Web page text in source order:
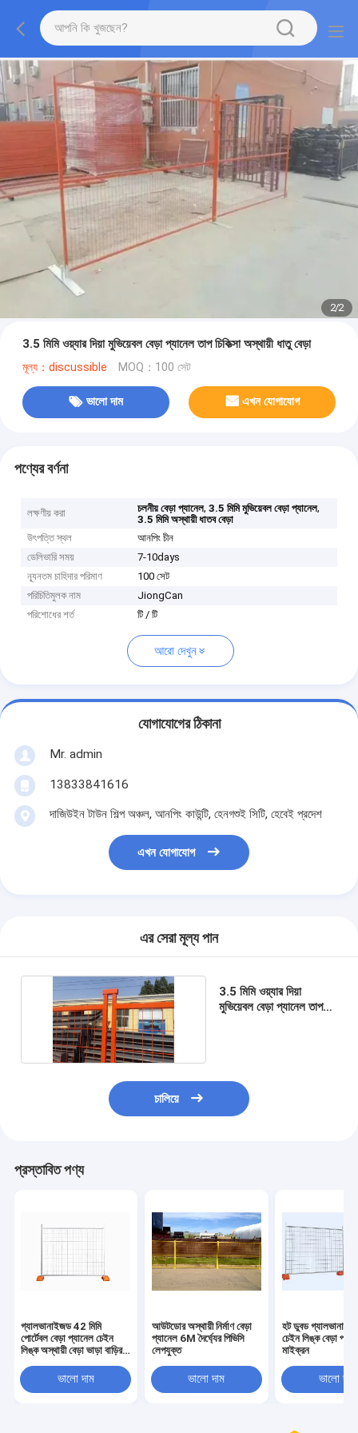
2/2
3.5 মিমি ওয়্যার দিয়া মুভিয়েবল বেড়া প্যানেল তাপ চিকিত্সা অস্থায়ী ধাতু বেড়া
মূল্য：discussible MOQ：100 সেট
ভালো দাম এখন যোগাযোগ
পণ্যের বর্ণনা
লক্ষণীয় করা চলনীয় বেড়া প্যানেল,3.5 মিমি মুভিয়েবল বেড়া প্যানেল,
3.5 মিমি অস্থায়ী ধাতব বেড়া
উৎপত্তি স্থল
আনপিং চীন
ডেলিভারি সময়
7-10days
ন্যূনতম চাহিদার পরিমাণ
100 সেট
পরিচিতিমুলক নাম
JiongCan
পরিশোধের শর্ত
টি / টি
আরো দেখুন
যোগাযোগের ঠিকানা
Mr. admin
13833841616
দাজিউইন টাউন শিল্প অঞ্চল, আনপিং কাউন্টি, হেনগশুই সিটি, হেবেই প্রদেশ
এখন যোগাযোগ
এর সেরা মূল্য পান
3.5 মিমি ওয়্যার দিয়া
মুভিয়েবল বেড়া প্যানেল তাপ
চালিয়ে
প্রস্তাবিত পণ্য
গ্যালভানাইজড 42 মিমি
পোর্টেবল বেড়া প্যানেল চেইন
লিঙ্ক অস্থায়ী বেড়া ভাড়া বাড়ির
ভালো দাম
আউটডোর অস্থায়ী নির্মাণ বেড়া
প্যানেল 6M দৈর্ঘ্যের পিভিসি
লেপযুক্ত
ভালো দাম
হট ডুবড
চেইন লিঙ্ক বেড়া
মাইক্রন
ভালো দাম